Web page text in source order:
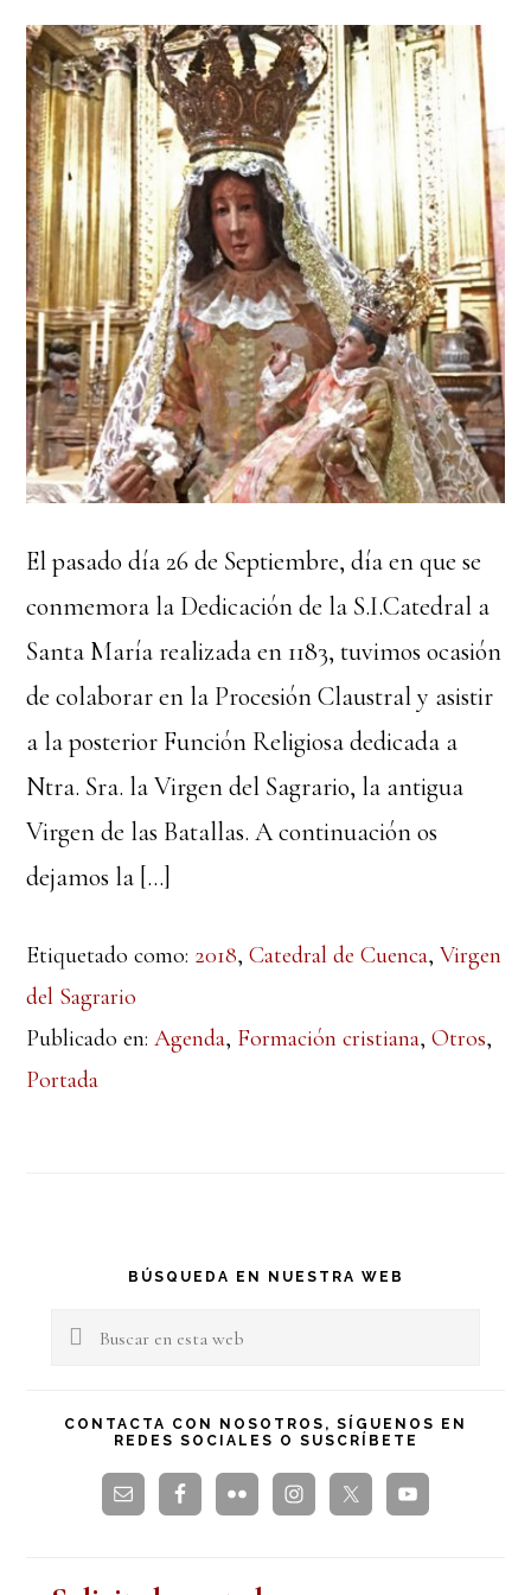
El pasado día 26 de Septiembre, día en que se
conmemora la Dedicación de la S.I.Catedral a
Santa María realizada en 1183, tuvimos ocasión
de colaborar en la Procesión Claustral y asistir
a la posterior Función Religiosa dedicada a
Ntra. Sra. la Virgen del Sagrario, la antigua
Virgen de las Batallas. A continuación os
dejamos la […]
Etiquetado como: 2018,Catedral de Cuenca,Virgen
del Sagrario
Publicado en:Agenda, Formación cristiana,Otros,
Portada
Barra
lateral
BÚSQUEDA EN NUESTRA WEB
Buscar
esta
CONTACTA CON NOSOTROS, SÍGUENOS EN
REDES SOCIALES O SUSCRÍBETE